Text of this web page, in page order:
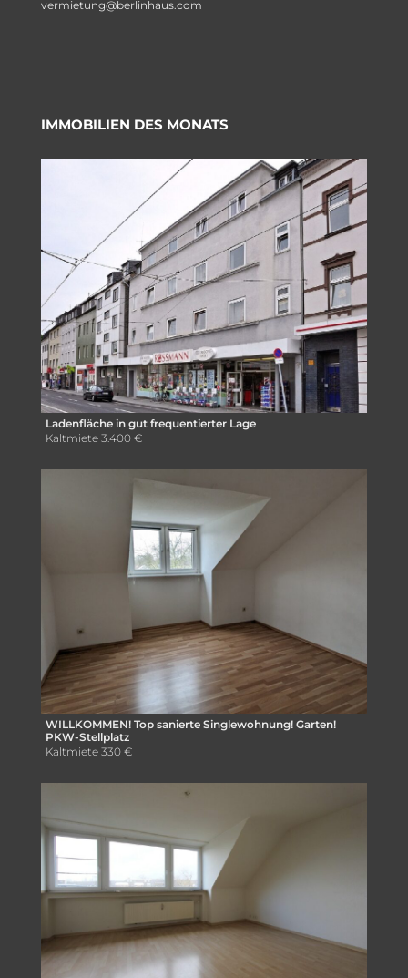
vermietung@berlinhaus.com
IMMOBILIEN DES MONATS
Ladenfläche in gut frequentierter Lage
Kaltmiete 3.400 €
WILLKOMMEN! Top sanierte Singlewohnung! Garten!
PKW-Stellplatz
Kaltmiete 330 €